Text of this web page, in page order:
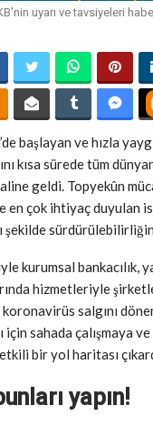
uyarı ve tavsiyeleri
başlayan ve hızla
kısa sürede tüm
geldi. Topyekûn
en çok ihtiyaç duyulan
şekilde
kurumsal bankacılık,
hizmetleriyle
salgını
için sahada çalışmaya
bir yol haritası
yapın!